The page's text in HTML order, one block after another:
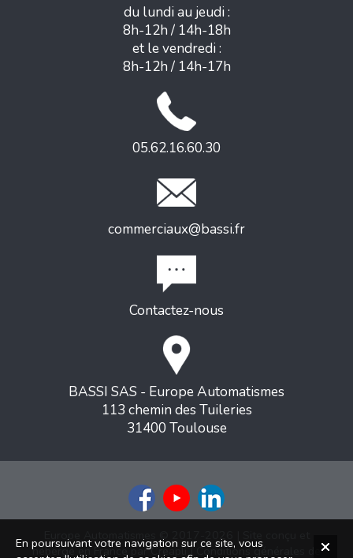
du lundi au jeudi :
8h-12h / 14h-18h
et le vendredi :
8h-12h / 14h-17h
05.62.16.60.30
commerciaux@bassi.fr
Contactez-nous
BASSI SAS - Europe Automatismes
113 chemin des Tuileries
31400 Toulouse
Europe Automatismes © 2017-2026 | Site conçu et
hébergé en France parCreapli| Conditions générales de
En poursuivant votre navigation sur ce site, vous